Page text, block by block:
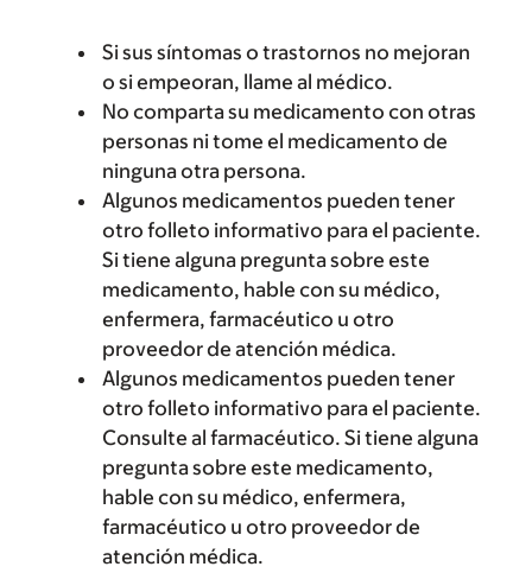
Si sus síntomas o trastornos no mejoran
o si empeoran, llame al médico.
No comparta su medicamento con otras
personas ni tome el medicamento de
ninguna otra persona.
Algunos medicamentos pueden tener
otro folleto informativo para el paciente.
Si tiene alguna pregunta sobre este
medicamento, hable con su médico,
enfermera, farmacéutico u otro
proveedor de atención médica.
Algunos medicamentos pueden tener
otro folleto informativo para el paciente.
Consulte al farmacéutico. Si tiene alguna
pregunta sobre este medicamento,
hable con su médico, enfermera,
farmacéutico u otro proveedor de
atención médica.